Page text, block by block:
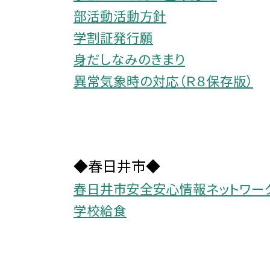
部活動活動方針
学割証発行願
身だしなみのきまり
異常気象時の対応（Ｒ８保存版）
◆春日井市◆
春日井市安全安心情報ネットワー
学校給食